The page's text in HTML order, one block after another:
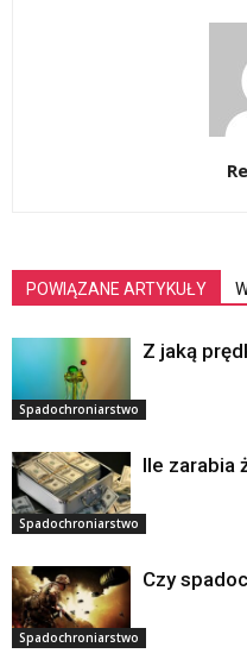
POWIĄZANE ARTYKUŁY
Spadochroniarstwo
Z jaką
Spadochroniarstwo
Ile zarabia
Spadochroniarstwo
Czy